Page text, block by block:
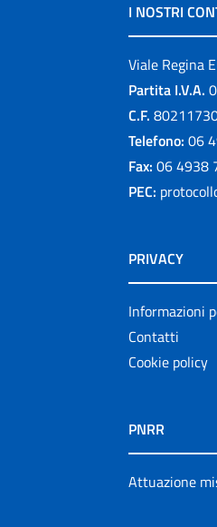
I NOSTRI
Viale Regina
Partita I.V.A.
C.F.
Telefono: 06
Fax: 06 4938
PEC:
PRIVACY
Informazioni
Contatti
Cookie policy
PNRR
Attuazione